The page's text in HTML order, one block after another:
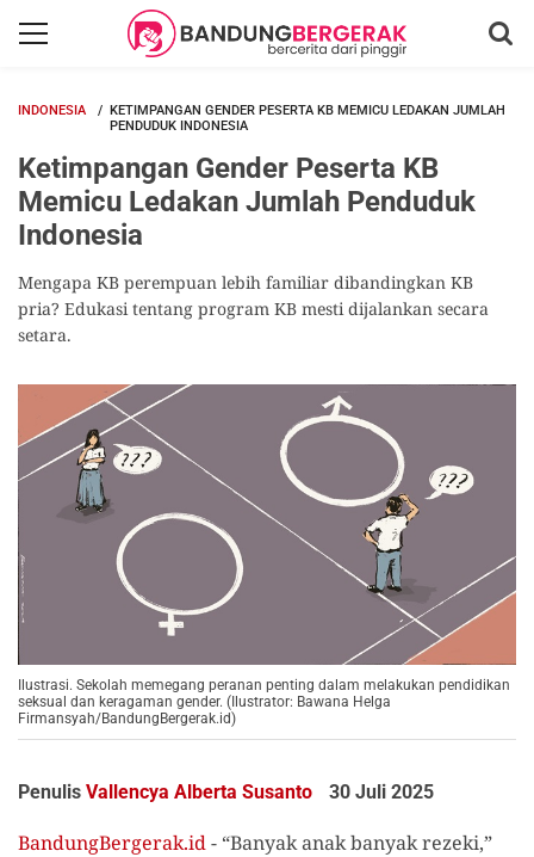
INDONESIA
KETIMPANGAN GENDER PESERTA KB MEMICU LEDAKAN JUMLAH
PENDUDUK INDONESIA
Ketimpangan Gender Peserta KB
Memicu Ledakan Jumlah Penduduk
Indonesia
Mengapa KB perempuan lebih familiar dibandingkan KB
pria? Edukasi tentang program KB mesti dijalankan secara
setara.
Ilustrasi. Sekolah memegang peranan penting dalam melakukan pendidikan
seksual dan keragaman gender. (Ilustrator: Bawana Helga
Firmansyah/BandungBergerak.id)
Penulis Vallencya Alberta Susanto 30 Juli 2025
BandungBergerak.id- “Banyak anak banyak rezeki,”